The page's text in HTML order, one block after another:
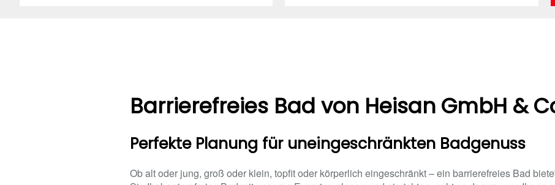
Barrierefreies Bad von Heisan GmbH &
Perfekte Planung für uneingeschränkten Badgenuss
Ob alt oder jung, groß oder klein, topfit oder körperlich eingeschränkt – ein barrierefreies Bad